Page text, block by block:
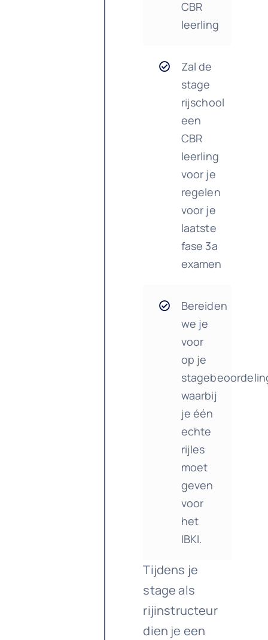
CBR
leerling
Zal de
stage
rijschool
een
CBR
leerling
voor je
regelen
voor je
laatste
fase 3a
examen
Bereiden
we je
voor
op je
waarbij
je één
echte
rijles
moet
geven
voor
het
IBKI.
Tijdens je
stage als
rijinstructeur
dien je een